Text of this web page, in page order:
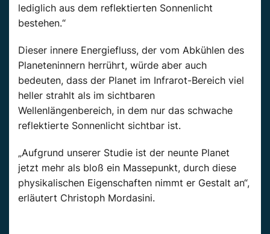
lediglich aus dem reflektierten Sonnenlicht
bestehen.“
Dieser innere Energiefluss, der vom Abkühlen des
Planeteninnern herrührt, würde aber auch
bedeuten, dass der Planet im Infrarot-Bereich viel
heller strahlt als im sichtbaren
Wellenlängenbereich, in dem nur das schwache
reflektierte Sonnenlicht sichtbar ist.
„Aufgrund unserer Studie ist der neunte Planet
jetzt mehr als bloß ein Massepunkt, durch diese
physikalischen Eigenschaften nimmt er Gestalt an“,
erläutert Christoph Mordasini.